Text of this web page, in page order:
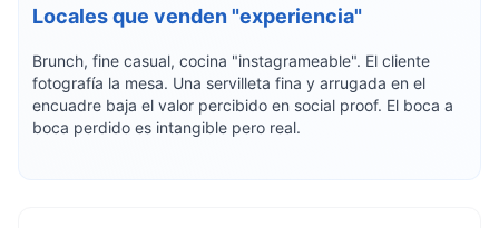
Locales que venden "experiencia"
Brunch, fine casual, cocina "instagrameable". El cliente
fotografía la mesa. Una servilleta fina y arrugada en el
encuadre baja el valor percibido en social proof. El boca a
boca perdido es intangible pero real.